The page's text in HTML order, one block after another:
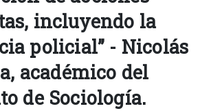
incluyendo la
policial” - Nicolás
académico del
de Sociología.